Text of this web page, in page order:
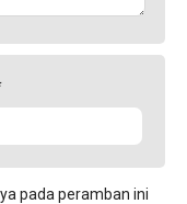
pada peramban ini